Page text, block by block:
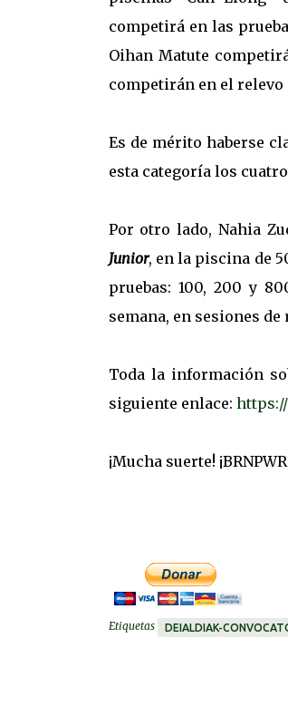
competirá en las
Oihan Matute
competirán en el relevo
Es de mérito haberse
esta categoría los
Por otro lado, Nahia
Junior, en la piscina de
pruebas: 100, 200 y
semana, en sesiones de
Toda la información
siguiente enlace:
¡Mucha suerte!
Etiquetas DEIALDIAK-